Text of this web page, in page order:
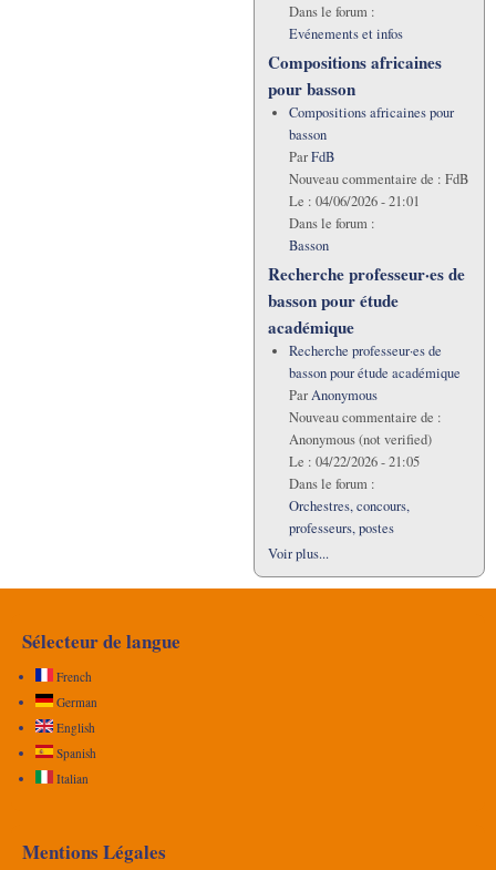
Dans le forum :
Evénements et infos
Compositions africaines
pour basson
Compositions africaines pour
basson
ParFdB
Nouveau commentaire de : FdB
Le : 04/06/2026 - 21:01
Dans le forum :
Basson
Recherche professeur·es de
basson pour étude
académique
Recherche professeur·es de
basson pour étude académique
ParAnonymous
Nouveau commentaire de :
Anonymous (not verified)
Le : 04/22/2026 - 21:05
Dans le forum :
Orchestres, concours,
professeurs, postes
Voir plus...
Sélecteur de langue
French
German
English
Spanish
Italian
Mentions Légales